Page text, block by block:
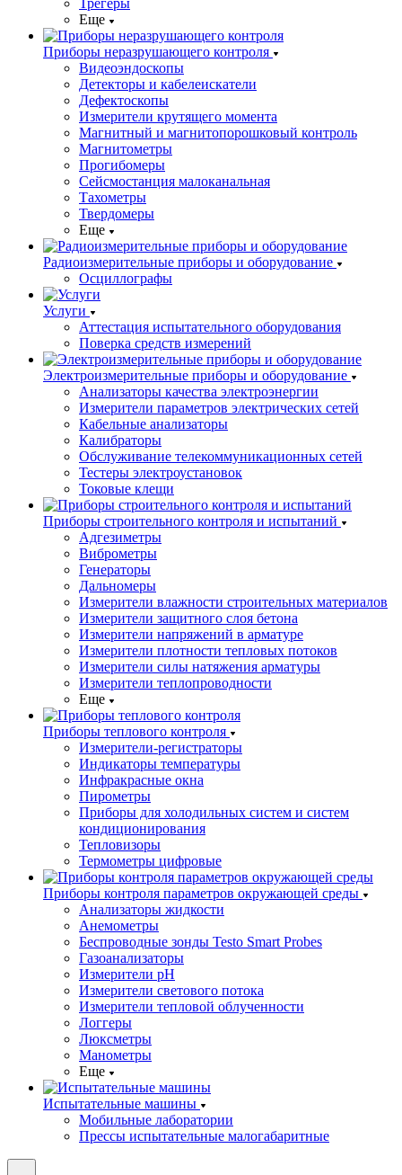
Трегеры
Еще
Приборы неразрушающего контроля
Видеоэндоскопы
Детекторы и кабелеискатели
Дефектоскопы
Измерители крутящего момента
Магнитный и магнитопорошковый контроль
Магнитометры
Прогибомеры
Сейсмостанция малоканальная
Тахометры
Твердомеры
Еще
Радиоизмерительные приборы и оборудование
Осциллографы
Услуги
Аттестация испытательного оборудования
Поверка средств измерений
Электроизмерительные приборы и оборудование
Анализаторы качества электроэнергии
Измерители параметров электрических сетей
Кабельные анализаторы
Калибраторы
Обслуживание телекоммуникационных сетей
Тестеры электроустановок
Токовые клещи
Приборы строительного контроля и испытаний
Адгезиметры
Виброметры
Генераторы
Дальномеры
Измерители влажности строительных материалов
Измерители защитного слоя бетона
Измерители напряжений в арматуре
Измерители плотности тепловых потоков
Измерители силы натяжения арматуры
Измерители теплопроводности
Еще
Приборы теплового контроля
Измерители-регистраторы
Индикаторы температуры
Инфракрасные окна
Пирометры
Приборы для холодильных систем и систем
кондиционирования
Тепловизоры
Термометры цифровые
Приборы контроля параметров окружающей среды
Анализаторы жидкости
Анемометры
Беспроводные зонды Testo Smart Probes
Газоанализаторы
Измерители pH
Измерители светового потока
Измерители тепловой облученности
Логгеры
Люксметры
Манометры
Еще
Испытательные машины
Мобильные лаборатории
Прессы испытательные малогабаритные